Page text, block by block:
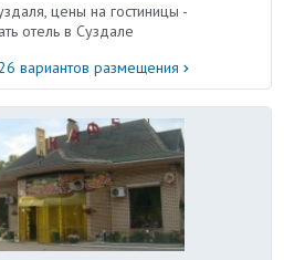
цены на гостиницы -
отель в Суздале
вариантов размещения